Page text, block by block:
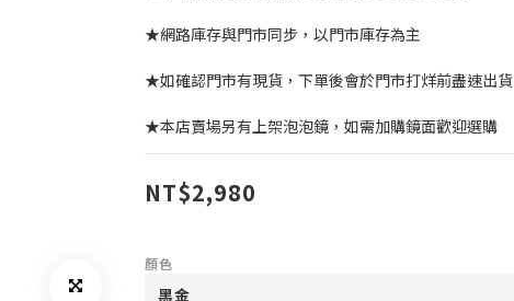
★網路庫存與門市同步，以門市庫存為主
★如確認門市有現貨，下單後會於門市打烊前盡速出貨
★本店賣場另有上架泡泡鏡，如需加購鏡面歡迎選購
NT$2,980
顏色